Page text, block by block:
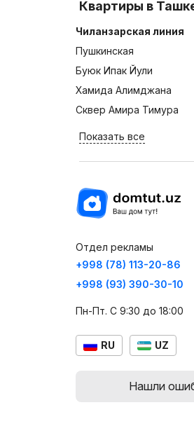
Квартиры в
Чиланзарская линия
Пушкинская
Буюк Ипак Йули
Хамида Алимджана
Сквер Амира Тимура
Показать все
Отдел рекламы
+998 (78) 113-20-86
+998 (93) 390-30-10
Пн-Пт. С 9:30 до 18:00
RU UZ
Нашли